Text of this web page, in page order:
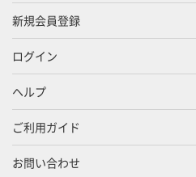
新規会員登録
ログイン
ヘルプ
ご利用ガイド
お問い合わせ